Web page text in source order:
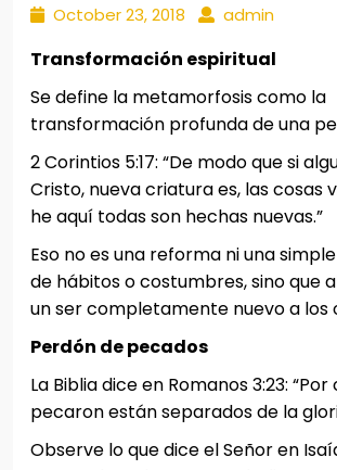
October 23, 2018 October
2018
adminadmin
Transformación espiritual
Se define la metamorfosis como la
transformación profunda de una
2 Corintios 5:17: “De modo que si
Cristo, nueva criatura es, las cosas
he aquí todas son hechas nuevas.”
Eso no es una reforma ni una
de hábitos o costumbres, sino que
un ser completamente nuevo a los
Perdón de pecados
La Biblia dice en Romanos 3:23:
pecaron están separados de la
Observe lo que dice el Señor en